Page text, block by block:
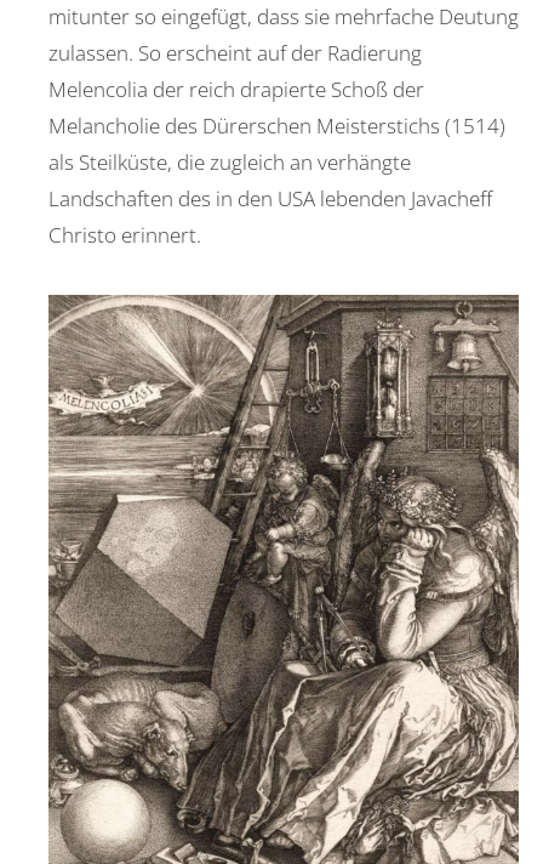
mitunter so eingefügt, dass sie mehrfache Deutung
zulassen. So erscheint auf der Radierung
Melencolia der reich drapierte Schoß der
Melancholie des Dürerschen Meisterstichs (1514)
als Steilküste, die zugleich an verhängte
Landschaften des in den USA lebenden Javacheff
Christo erinnert.